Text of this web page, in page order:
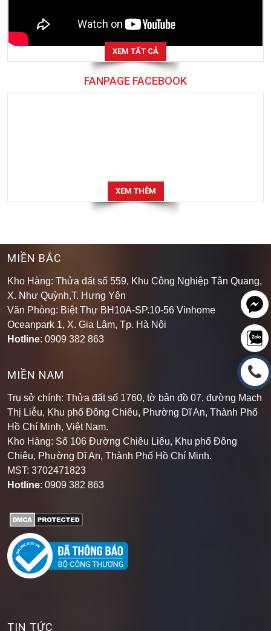
XEM TẤT CẢ
FANPAGE FACEBOOK
XEM THÊM
MIỀN BẮC
Kho Hàng: Thửa đất số 559, Khu Công Nghiệp Tân Quang,
X. Như Quỳnh,T. Hưng Yên
Văn Phòng: Biệt Thự BH10A-SP.10-56 Vinhome
Oceanpark 1, X. Gia Lâm, Tp. Hà Nội
Hotline: 0909 382 863
MIỀN NAM
Trụ sở chính: Thửa đất số 1760, tờ bản đồ 07, đường Mạch
Thị Liễu, Khu phố Đông Chiêu, Phường Dĩ An, Thành Phố
Hồ Chí Minh, Việt Nam.
Kho Hàng: Số 106 Đường Chiêu Liêu, Khu phố Đông
Chiêu, Phường Dĩ An, Thành Phố Hồ Chí Minh.
MST: 3702471823
Hotline: 0909 382 863
TIN TỨC